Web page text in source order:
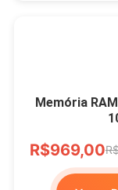
Memória
R$969,00